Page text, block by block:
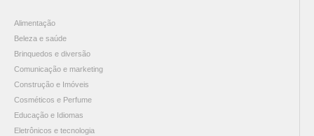
Alimentação
Beleza e saúde
Brinquedos e diversão
Comunicação e marketing
Construção e Imóveis
Cosméticos e Perfume
Educação e Idiomas
Eletrônicos e tecnologia